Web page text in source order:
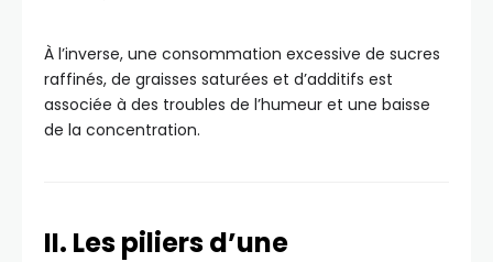
À l’inverse, une consommation excessive de sucres
raffinés, de graisses saturées et d’additifs est
associée à des troubles de l’humeur et une baisse
de la concentration.
II. Les piliers d’une